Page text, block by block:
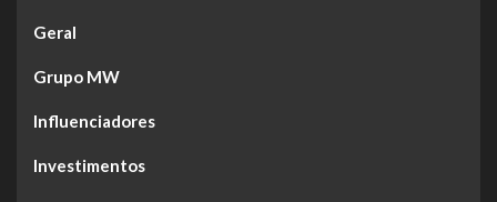
Geral
Grupo MW
Influenciadores
Investimentos